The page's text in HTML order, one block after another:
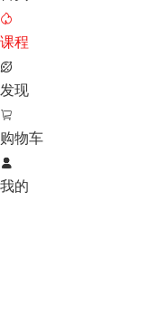

课程

发现

购物车

我的